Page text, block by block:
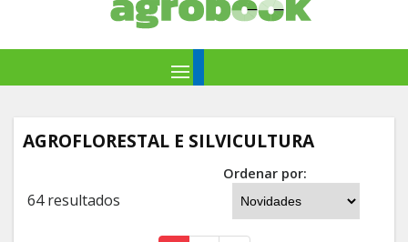
AGROFLORESTAL E SILVICULTURA
64 resultados
Ordenar por: